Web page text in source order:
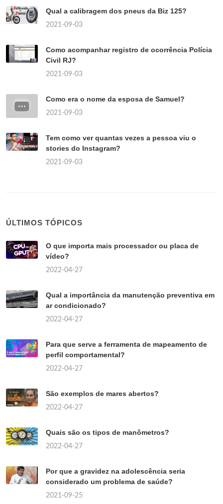
Qual a calibragem dos pneus da Biz 125?
2021-09-03
Como acompanhar registro de ocorrência Polícia
Civil RJ?
2021-09-03
Como era o nome da esposa de Samuel?
2021-09-03
Tem como ver quantas vezes a pessoa viu o
stories do Instagram?
2021-09-03
ÚLTIMOS TÓPICOS
O que importa mais processador ou placa de
vídeo?
2022-04-27
Qual a importância da manutenção preventiva em
ar condicionado?
2022-04-27
Para que serve a ferramenta de mapeamento de
perfil comportamental?
2022-04-27
São exemplos de mares abertos?
2022-04-27
Quais são os tipos de manômetros?
2022-04-27
Por que a gravidez na adolescência seria
considerado um problema de saúde?
2021-09-25